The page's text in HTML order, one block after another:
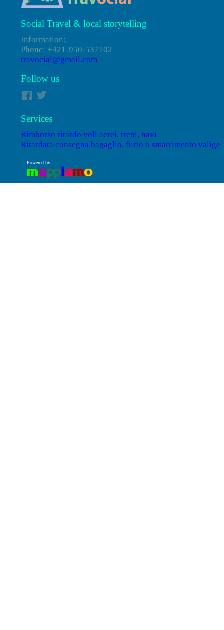
Social Travel & local storytelling
Information:
Phone: +421-950-537102
travocial@gmail.com
Follow us
Services
Rimborso ritardo voli aerei, treni, navi
Ritardata consegna bagaglio, furto o smarrimento valige
Powered by: